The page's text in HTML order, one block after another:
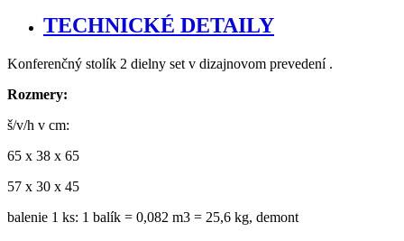
TECHNICKÉ DETAILY
Konferenčný stolík 2 dielny set v dizajnovom prevedení .
Rozmery:
š/v/h v cm:
65 x 38 x 65
57 x 30 x 45
balenie 1 ks: 1 balík = 0,082 m3 = 25,6 kg, demont